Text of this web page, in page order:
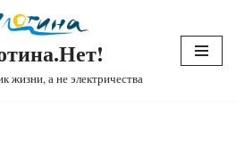
жизни, а не электричества